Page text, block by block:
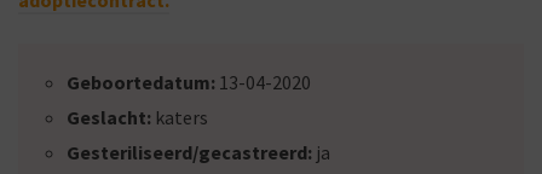
Geboortedatum: 13-04-2020
Geslacht: katers
Gesteriliseerd/gecastreerd: ja